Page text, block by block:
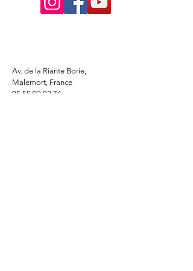
Av. de la Riante Borie,
Malemort, France
05 55 92 02 76